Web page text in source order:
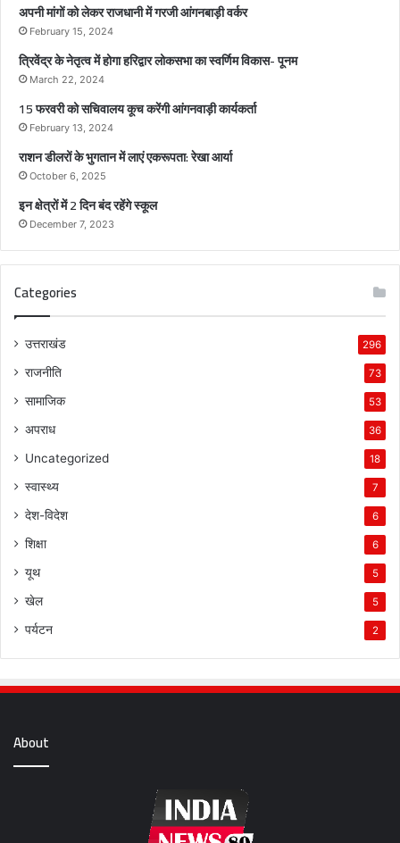
म
अपनी मांगों को लेकर राजधानी में गरजी आंगनबाड़ी वर्कर
February 15, 2024
त्रिवेंद्र के नेतृत्व में होगा हरिद्वार लोकसभा का स्वर्णिम विकास- पूनम
March 22, 2024
15 फरवरी को सचिवालय कूच करेंगी आंगनवाड़ी कार्यकर्ता
February 13, 2024
राशन डीलरों के भुगतान में लाएं एकरूपता: रेखा आर्या
October 6, 2025
इन क्षेत्रों में 2 दिन बंद रहेंगे स्कूल
December 7, 2023
Categories
उत्तराखंड 296
राजनीति 73
सामाजिक 53
अपराध 36
Uncategorized 18
स्वास्थ्य 7
देश-विदेश 6
शिक्षा 6
यूथ 5
खेल 5
पर्यटन 2
About